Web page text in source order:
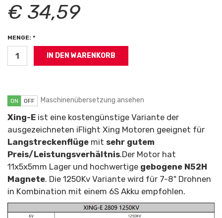
€ 34,59
MENGE: *
ON OFF Maschinenübersetzung ansehen
Xing-E ist eine kostengünstige Variante der
ausgezeichneten iFlight Xing Motoren geeignet für
Langstreckenflüge mit sehr gutem
Preis/Leistungsverhältnis.Der Motor hat
11x5x5mm Lager und hochwertige gebogene N52H
Magnete. Die 1250Kv Variante wird für 7-8" Drohnen
in Kombination mit einem 6S Akku empfohlen.